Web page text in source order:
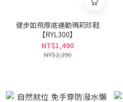
健步如飛厚底運動瑪莉珍鞋
【RYL300】
NT$1,490
NT$2,290